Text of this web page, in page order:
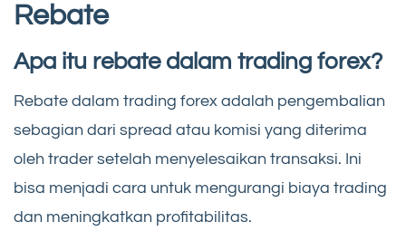
Rebate
Apa itu rebate dalam trading forex?
Rebate dalam trading forex adalah pengembalian
sebagian dari spread atau komisi yang diterima
oleh trader setelah menyelesaikan transaksi. Ini
bisa menjadi cara untuk mengurangi biaya trading
dan meningkatkan profitabilitas.